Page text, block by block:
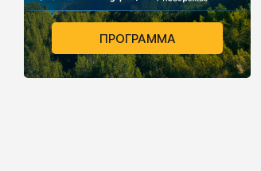
ПРОГРАММА